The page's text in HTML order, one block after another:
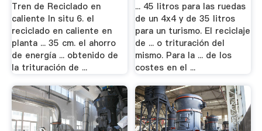
Tren de Reciclado en
caliente In situ 6. el
reciclado en caliente en
planta ... 35 cm. el ahorro
de energía ... obtenido de
la trituración de ...
... 45 litros para las ruedas
de un 4x4 y de 35 litros
para un turismo. El reciclaje
de ... o trituración del
mismo. Para la ... de los
costes en el ...